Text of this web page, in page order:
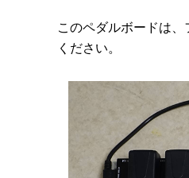
このペダルボードは
ください。